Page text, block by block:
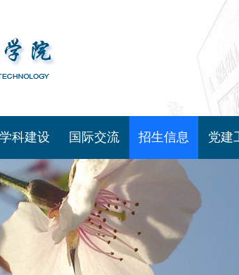
学科建设 国际交流 招生信息 党建